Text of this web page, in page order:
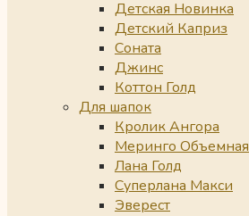
Детская Новинка
Детский Каприз
Соната
Джинс
Коттон Голд
Для шапок
Кролик Ангора
Меринго Объемная
Лана Голд
Суперлана Макси
Эверест